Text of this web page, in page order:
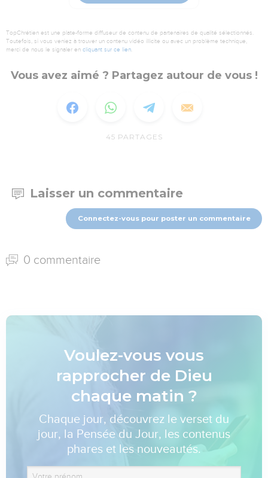
TopChrétien est une plate-forme diffuseur de contenu de partenaires de qualité sélectionnés.
Toutefois, si vous veniez à trouver un contenu vidéo illicite ou avec un problème technique,
merci de nous le signaler en cliquant sur ce lien.
Vous avez aimé ? Partagez autour de vous !
45 PARTAGES
Laisser un commentaire
Connectez-vous pour poster un commentaire
0 commentaire
Voulez-vous vous
rapprocher de Dieu
chaque matin ?
Chaque jour, découvrez le verset du
jour, la Pensée du Jour, les contenus
phares et les nouveautés.